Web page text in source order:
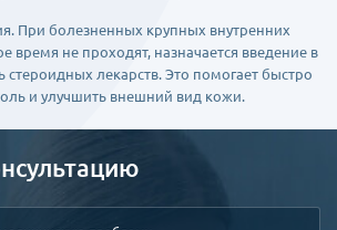
При болезненных крупных внутренних
время не проходят, назначается введение в
лекарств. Это помогает быстро
и улучшить внешний вид кожи.